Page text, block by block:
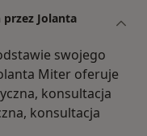
Jolanta
swojego
Miter oferuje
konsultacja
konsultacja